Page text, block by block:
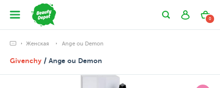
0
Женская Ange ou Demon
Givenchy / Ange ou Demon